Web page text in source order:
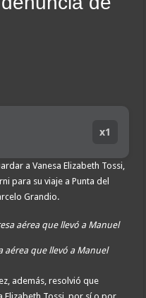
x1
a Vanesa Elizabeth Tossi,
para su viaje a Punta del
Grandio.
aérea que llevó a Manuel
además, resolvió que